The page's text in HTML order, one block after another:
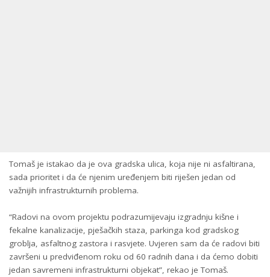
Tomaš je istakao da je ova gradska ulica, koja nije ni asfaltirana,
sada prioritet i da će njenim uređenjem biti riješen jedan od
važnijih infrastrukturnih problema.
“Radovi na ovom projektu podrazumijevaju izgradnju kišne i
fekalne kanalizacije, pješačkih staza, parkinga kod gradskog
groblja, asfaltnog zastora i rasvjete. Uvjeren sam da će radovi biti
završeni u predviđenom roku od 60 radnih dana i da ćemo dobiti
jedan savremeni infrastrukturni objekat”, rekao je Tomaš.